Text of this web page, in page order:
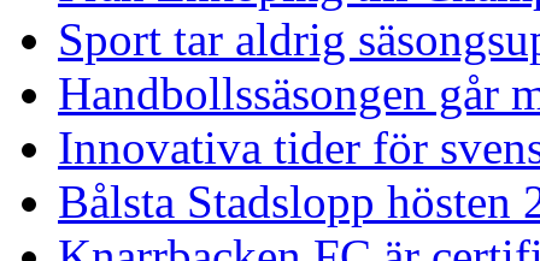
Sport tar aldrig
Handbollssäsongen går
Innovativa tider för
Bålsta Stadslopp hösten